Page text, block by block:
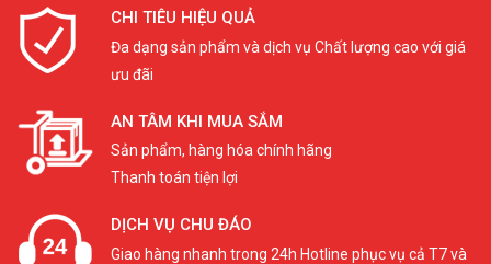
CHI TIÊU HIỆU QUẢ
Đa dạng sản phẩm và dịch vụ Chất lượng cao với giá
ưu đãi
AN TÂM KHI MUA SẮM
Sản phẩm, hàng hóa chính hãng
Thanh toán tiện lợi
DỊCH VỤ CHU ĐÁO
Giao hàng nhanh trong 24h Hotline phục vụ cả T7 và